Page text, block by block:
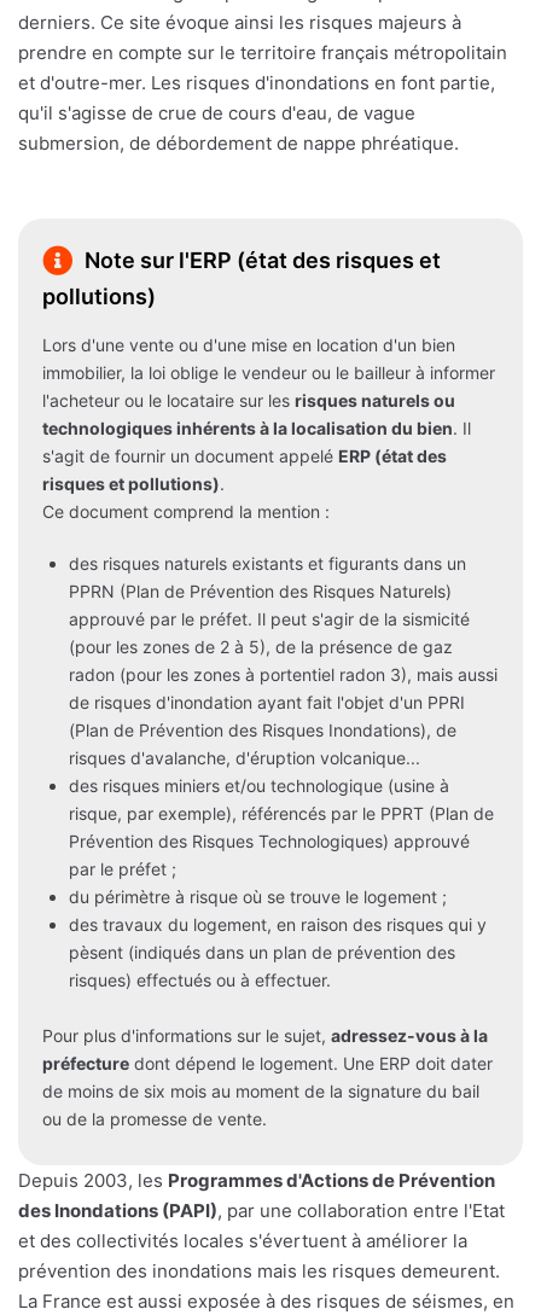
derniers. Ce site évoque ainsi les risques majeurs à
prendre en compte sur le territoire français métropolitain
et d'outre-mer. Les risques d'inondations en font partie,
qu'il s'agisse de crue de cours d'eau, de vague
submersion, de débordement de nappe phréatique.
Note sur l'ERP (état des risques et
pollutions)
Lors d'une vente ou d'une mise en location d'un bien
immobilier, la loi oblige le vendeur ou le bailleur à informer
l'acheteur ou le locataire sur les risques naturels ou
technologiques inhérents à la localisation du bien. Il
s'agit de fournir un document appelé ERP (état des
risques et pollutions).
Ce document comprend la mention :
des risques naturels existants et figurants dans un
PPRN (Plan de Prévention des Risques Naturels)
approuvé par le préfet. Il peut s'agir de la sismicité
(pour les zones de 2 à 5), de la présence de gaz
radon (pour les zones à portentiel radon 3), mais aussi
de risques d'inondation ayant fait l'objet d'un PPRI
(Plan de Prévention des Risques Inondations), de
risques d'avalanche, d'éruption volcanique...
des risques miniers et/ou technologique (usine à
risque, par exemple), référencés par le PPRT (Plan de
Prévention des Risques Technologiques) approuvé
par le préfet ;
du périmètre à risque où se trouve le logement ;
des travaux du logement, en raison des risques qui y
pèsent (indiqués dans un plan de prévention des
risques) effectués ou à effectuer.
Pour plus d'informations sur le sujet, adressez-vous à la
préfecture dont dépend le logement. Une ERP doit dater
de moins de six mois au moment de la signature du bail
ou de la promesse de vente.
Depuis 2003, les Programmes d'Actions de Prévention
des Inondations (PAPI), par une collaboration entre l'Etat
et des collectivités locales s'évertuent à améliorer la
prévention des inondations mais les risques demeurent.
La France est aussi exposée à des risques de séismes, en